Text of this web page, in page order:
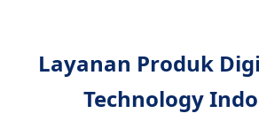
Layanan Produk
Technology